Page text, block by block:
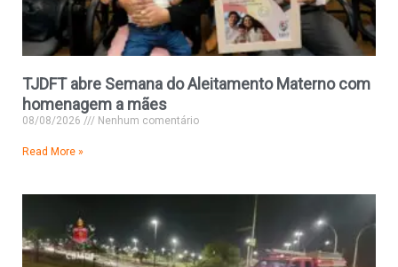
TJDFT abre Semana do Aleitamento Materno com
homenagem a mães
08/08/2026 Nenhum comentário
Read More »